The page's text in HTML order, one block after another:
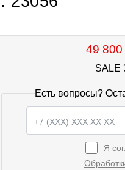
49 800
SALE
Есть вопросы?
Я